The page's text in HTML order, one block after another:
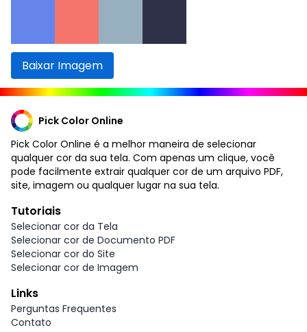
Baixar Imagem
Pick Color Online
Pick Color Online é a melhor maneira de selecionar
qualquer cor da sua tela. Com apenas um clique, você
pode facilmente extrair qualquer cor de um arquivo PDF,
site, imagem ou qualquer lugar na sua tela.
Tutoriais
Selecionar cor da Tela
Selecionar cor de Documento PDF
Selecionar cor do Site
Selecionar cor de Imagem
Links
Perguntas Frequentes
Contato